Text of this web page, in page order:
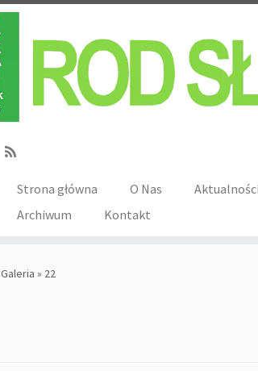
Strona główna O Nas Aktualności
Archiwum
Kontakt
Galeria » 22